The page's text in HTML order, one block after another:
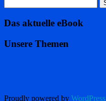
Das aktuelle eBook
Unsere Themen
Proudly powered by WordPress